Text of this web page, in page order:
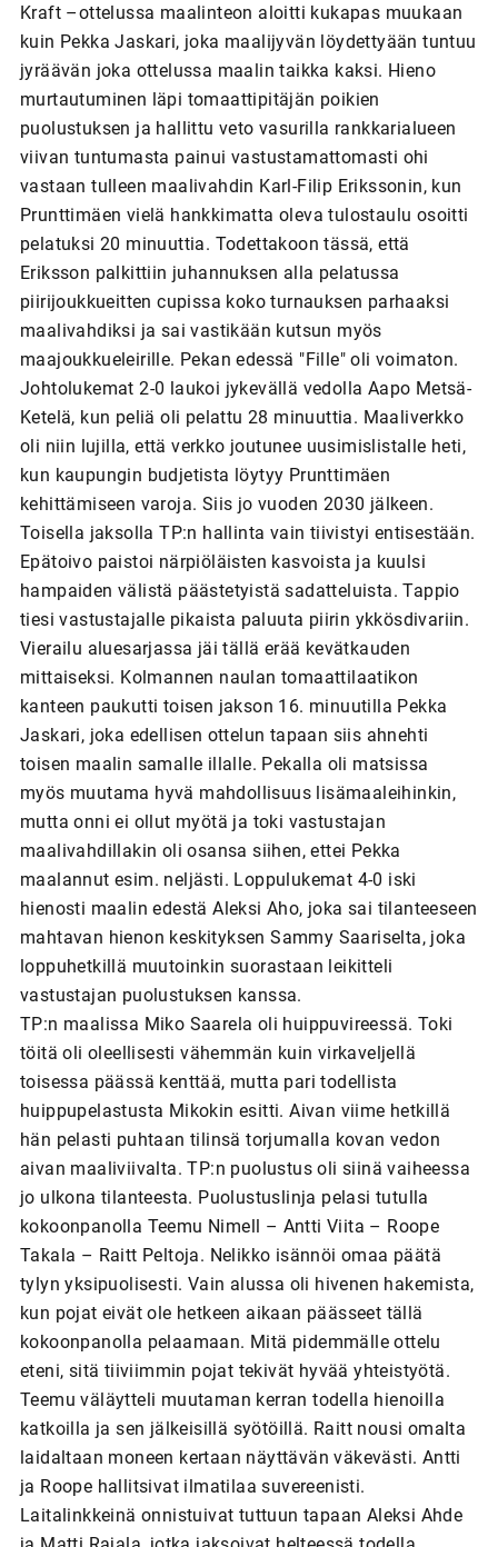
Kraft –ottelussa maalinteon aloitti kukapas muukaan
kuin Pekka Jaskari, joka maalijyvän löydettyään tuntuu
jyräävän joka ottelussa maalin taikka kaksi. Hieno
murtautuminen läpi tomaattipitäjän poikien
puolustuksen ja hallittu veto vasurilla rankkarialueen
viivan tuntumasta painui vastustamattomasti ohi
vastaan tulleen maalivahdin Karl-Filip Erikssonin, kun
Prunttimäen vielä hankkimatta oleva tulostaulu osoitti
pelatuksi 20 minuuttia. Todettakoon tässä, että
Eriksson palkittiin juhannuksen alla pelatussa
piirijoukkueitten cupissa koko turnauksen parhaaksi
maalivahdiksi ja sai vastikään kutsun myös
maajoukkueleirille. Pekan edessä "Fille" oli voimaton.
Johtolukemat 2-0 laukoi jykevällä vedolla Aapo Metsä-
Ketelä, kun peliä oli pelattu 28 minuuttia. Maaliverkko
oli niin lujilla, että verkko joutunee uusimislistalle heti,
kun kaupungin budjetista löytyy Prunttimäen
kehittämiseen varoja. Siis jo vuoden 2030 jälkeen.
Toisella jaksolla TP:n hallinta vain tiivistyi entisestään.
Epätoivo paistoi närpiöläisten kasvoista ja kuulsi
hampaiden välistä päästetyistä sadatteluista. Tappio
tiesi vastustajalle pikaista paluuta piirin ykkösdivariin.
Vierailu aluesarjassa jäi tällä erää kevätkauden
mittaiseksi. Kolmannen naulan tomaattilaatikon
kanteen paukutti toisen jakson 16. minuutilla Pekka
Jaskari, joka edellisen ottelun tapaan siis ahnehti
toisen maalin samalle illalle. Pekalla oli matsissa
myös muutama hyvä mahdollisuus lisämaaleihinkin,
mutta onni ei ollut myötä ja toki vastustajan
maalivahdillakin oli osansa siihen, ettei Pekka
maalannut esim. neljästi. Loppulukemat 4-0 iski
hienosti maalin edestä Aleksi Aho, joka sai tilanteeseen
mahtavan hienon keskityksen Sammy Saariselta, joka
loppuhetkillä muutoinkin suorastaan leikitteli
vastustajan puolustuksen kanssa.
TP:n maalissa Miko Saarela oli huippuvireessä. Toki
töitä oli oleellisesti vähemmän kuin virkaveljellä
toisessa päässä kenttää, mutta pari todellista
huippupelastusta Mikokin esitti. Aivan viime hetkillä
hän pelasti puhtaan tilinsä torjumalla kovan vedon
aivan maaliviivalta. TP:n puolustus oli siinä vaiheessa
jo ulkona tilanteesta. Puolustuslinja pelasi tutulla
kokoonpanolla Teemu Nimell – Antti Viita – Roope
Takala – Raitt Peltoja. Nelikko isännöi omaa päätä
tylyn yksipuolisesti. Vain alussa oli hivenen hakemista,
kun pojat eivät ole hetkeen aikaan päässeet tällä
kokoonpanolla pelaamaan. Mitä pidemmälle ottelu
eteni, sitä tiiviimmin pojat tekivät hyvää yhteistyötä.
Teemu väläytteli muutaman kerran todella hienoilla
katkoilla ja sen jälkeisillä syötöillä. Raitt nousi omalta
laidaltaan moneen kertaan näyttävän väkevästi. Antti
ja Roope hallitsivat ilmatilaa suvereenisti.
Laitalinkkeinä onnistuivat tuttuun tapaan Aleksi Ahde